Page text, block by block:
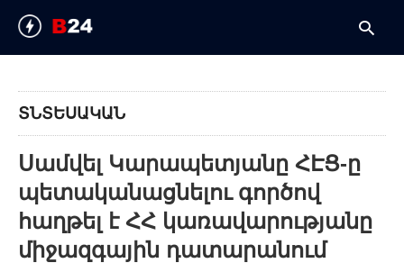
ՏՆՏԵՍԱԿԱՆ
Սամվել Կարապետյանը ՀԷՑ-ը
պետականացնելու գործով
հաղթել է ՀՀ կառավարությանը
միջազգային դատարանում